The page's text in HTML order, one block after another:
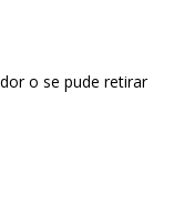
o se pude retirar